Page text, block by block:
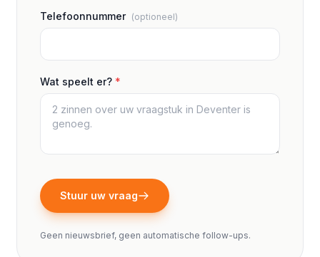
Telefoonnummer (optioneel)
Wat speelt er? *
Stuur uw vraag
Geen nieuwsbrief, geen automatische follow-ups.